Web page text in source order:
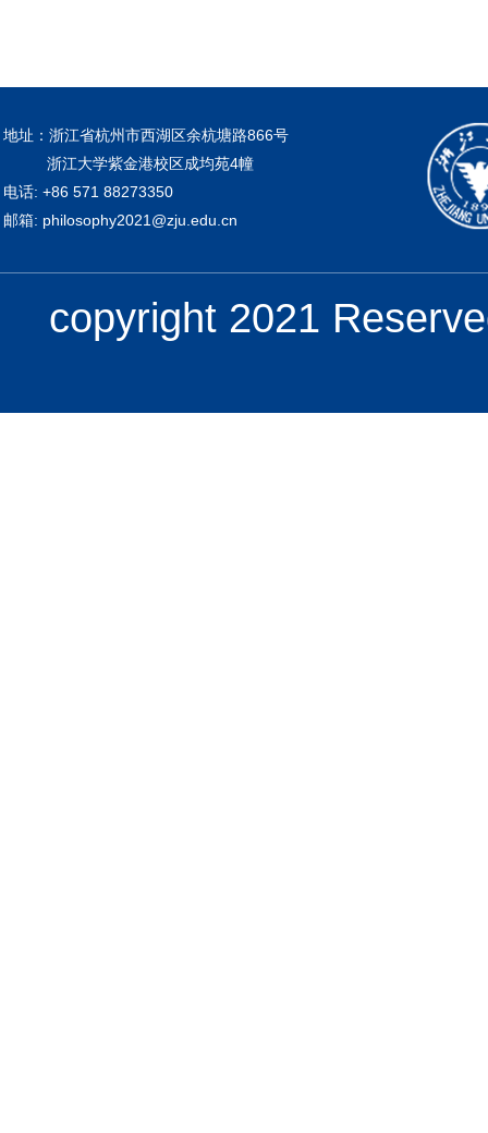
地址：浙江省杭州市西湖区余杭塘路866号
浙江大学紫金港校区成均苑4幢
电话: +86 571 88273350
邮箱: philosophy2021@zju.edu.cn
copyright 2021